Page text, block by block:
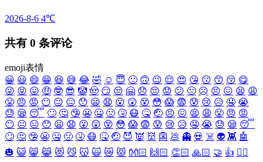
2026-8-6 4℃
共有 0 条评论
emoji表情
😀 😃 😄 😁 😆 😅 😂 🤣 ☺️ 😇 🙂 🙃 😉 😌 😍 😘 😗 😙 😚 😋
😜 😝 😛 🤑 🤓 😎 🤡 🤠 😏 😒 🤗 😞 😔 😟 😕 🙁 ☹️ 😣 😖 😫 😩
😤 😠 😡 😶 😐 😑 😯 😦 😧 😮 😲 😵 😳 😱 😨 😰 😢 😥 🤤 😭
😓 😪 😴 🙄 🤔 🤥 😬 🤐 🤢 🤧 😷 🤒 🤕 😣 😖 😫 😩 😤 😠 😡
😶 😐 😑 😯 😦 😧 😮 😲 😵 😳 😱 😨 😰 😢 😥 🤤 😭 😓 😪 😴
🙄 🤔 🤥 😬 🤐 🤢 🤧 😷 🤒 🤕 😈 👿 👹 👺 💩 👻 💀 ☠️ 👽 👾 🤖
🎃 😺 😸 😹 😻 😼 😽 🙀 😿 😾 👐🏻 🙌🏻 👏🏻 🙏🏻 🤝 👍 👎🏻